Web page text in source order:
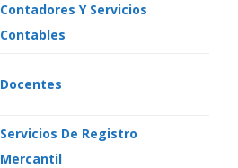
Contadores Y Servicios
Contables
Docentes
Servicios De Registro
Mercantil